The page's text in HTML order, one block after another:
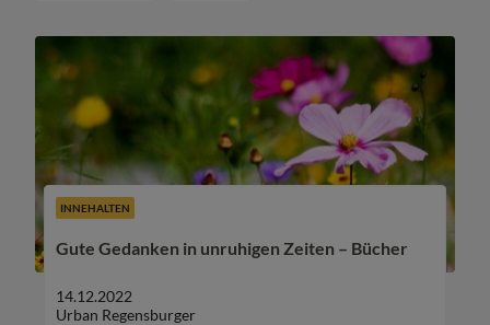
INNEHALTEN
Gute Gedanken in unruhigen Zeiten – Bücher
14.12.2022
Urban Regensburger